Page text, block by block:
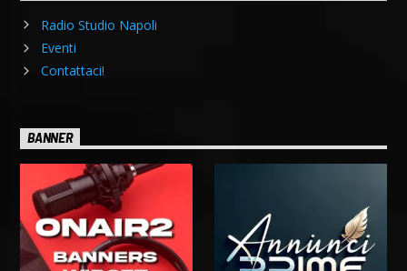
Radio Studio Napoli
Eventi
Contattaci!
BANNER